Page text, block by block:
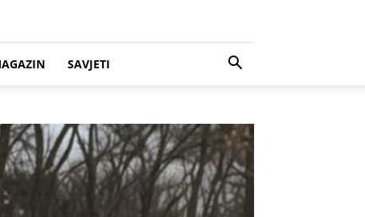
SAVJETI